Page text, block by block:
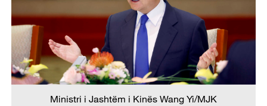
Ministri i Jashtëm i Kinës Wang Yi/MJK